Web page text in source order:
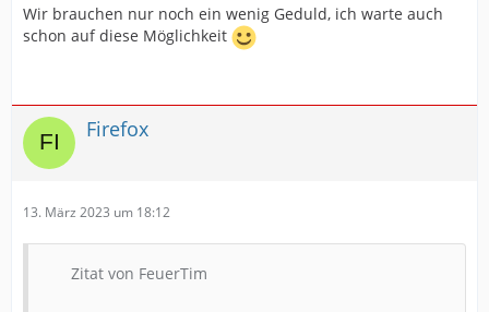
Wir brauchen nur noch ein wenig Geduld, ich warte auch
schon auf diese Möglichkeit
Firefox
13. März 2023 um 18:12
Zitat von FeuerTim